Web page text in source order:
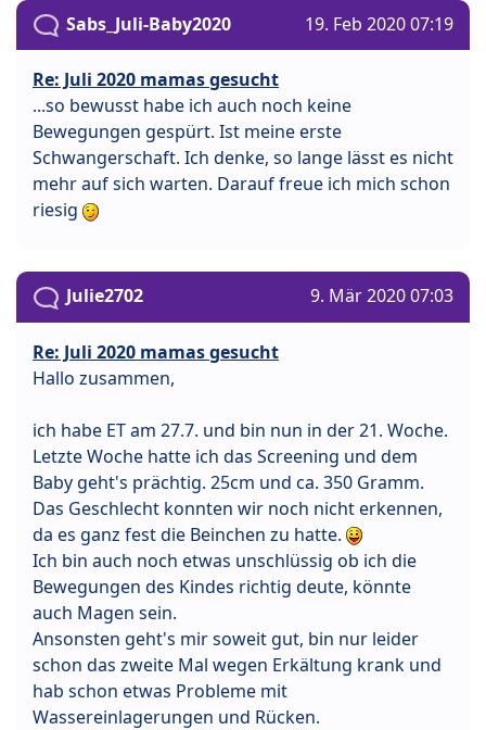
Sabs_Juli-Baby2020 19. Feb 2020 07:19
Re: Juli 2020 mamas gesucht
...so bewusst habe ich auch noch keine
Bewegungen gespürt. Ist meine erste
Schwangerschaft. Ich denke, so lange lässt es nicht
mehr auf sich warten. Darauf freue ich mich schon
riesig
Julie2702 9. Mär 2020 07:03
Re: Juli 2020 mamas gesucht
Hallo zusammen,
ich habe ET am 27.7. und bin nun in der 21. Woche.
Letzte Woche hatte ich das Screening und dem
Baby geht's prächtig. 25cm und ca. 350 Gramm.
Das Geschlecht konnten wir noch nicht erkennen,
da es ganz fest die Beinchen zu hatte.
Ich bin auch noch etwas unschlüssig ob ich die
Bewegungen des Kindes richtig deute, könnte
auch Magen sein.
Ansonsten geht's mir soweit gut, bin nur leider
schon das zweite Mal wegen Erkältung krank und
hab schon etwas Probleme mit
Wassereinlagerungen und Rücken.